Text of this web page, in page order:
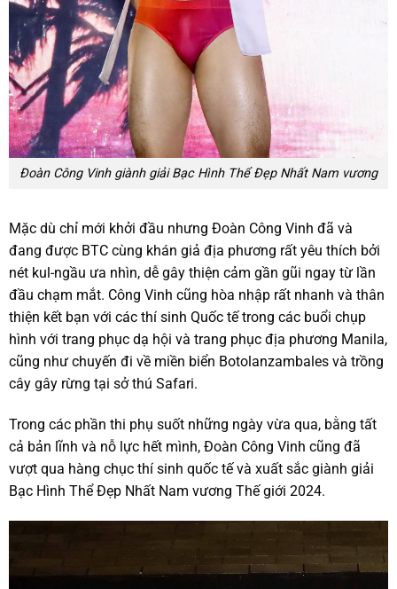
Đoàn Công Vinh giành giải Bạc Hình Thể Đẹp Nhất Nam vương
Mặc dù chỉ mới khởi đầu nhưng Đoàn Công Vinh đã và
đang được BTC cùng khán giả địa phương rất yêu thích bởi
nét kul-ngầu ưa nhìn, dễ gây thiện cảm gần gũi ngay từ lần
đầu chạm mắt. Công Vinh cũng hòa nhập rất nhanh và thân
thiện kết bạn với các thí sinh Quốc tế trong các buổi chụp
hình với trang phục dạ hội và trang phục địa phương Manila,
cũng như chuyến đi về miền biển Botolanzambales và trồng
cây gây rừng tại sở thú Safari.
Trong các phần thi phụ suốt những ngày vừa qua, bằng tất
cả bản lĩnh và nỗ lực hết mình, Đoàn Công Vinh cũng đã
vượt qua hàng chục thí sinh quốc tế và xuất sắc giành giải
Bạc Hình Thể Đẹp Nhất Nam vương Thế giới 2024.